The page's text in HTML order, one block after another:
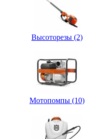
Высоторезы (2)
Мотопомпы (10)